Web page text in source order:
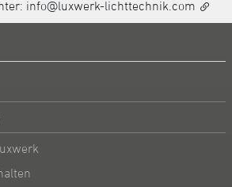
info@luxwerk-lichttechnik.com